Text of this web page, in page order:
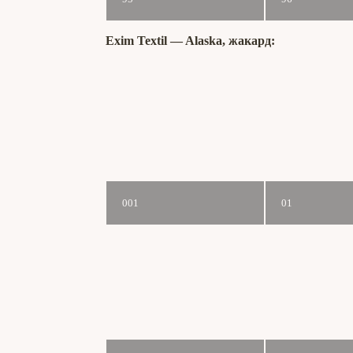
Exim Textil ― Alaska, жакард:
001 01